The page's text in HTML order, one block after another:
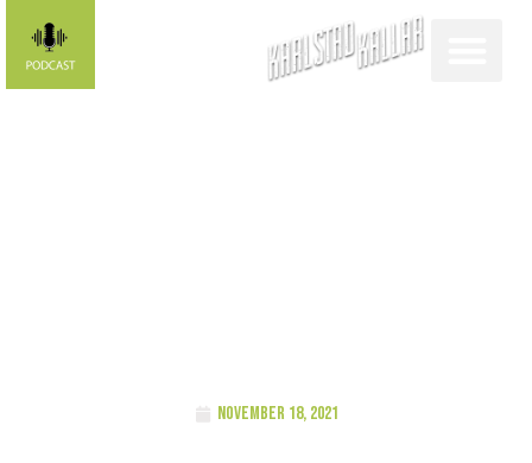
november 18, 2021